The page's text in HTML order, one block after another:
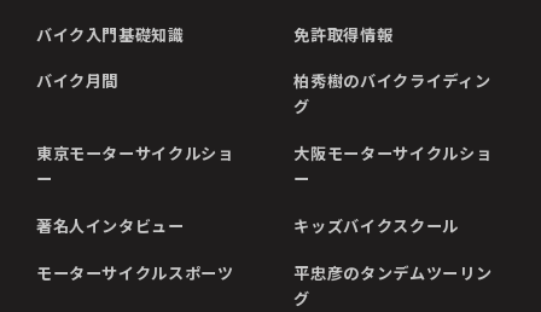
バイク入門基礎知識 免許取得情報
バイク月間
柏秀樹のバイクライディン
グ
東京モーターサイクルショ
ー
大阪モーターサイクルショ
ー
著名人インタビュー キッズバイクスクール
モーターサイクルスポーツ
平忠彦のタンデムツーリン
グ